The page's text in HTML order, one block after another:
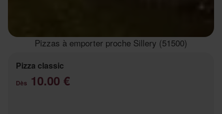
Pizzas à emporter proche Sillery (51500)
Pizza classic
Dès 10.00 €